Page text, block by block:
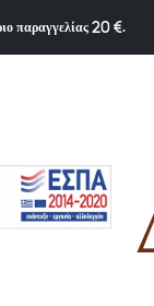
παραγγελίας 20 €.